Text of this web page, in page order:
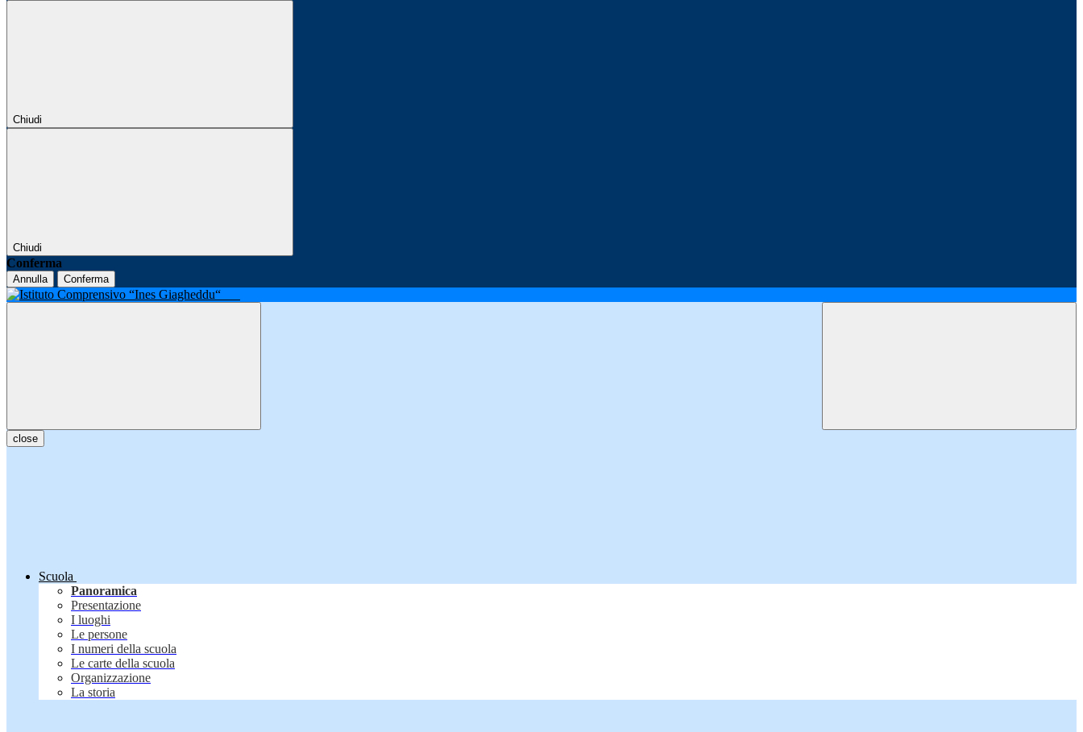
Chiudi
Chiudi
Conferma
Annulla Conferma
close
Scuola
Panoramica
Presentazione
I luoghi
Le persone
I numeri della scuola
Le carte della scuola
Organizzazione
La storia